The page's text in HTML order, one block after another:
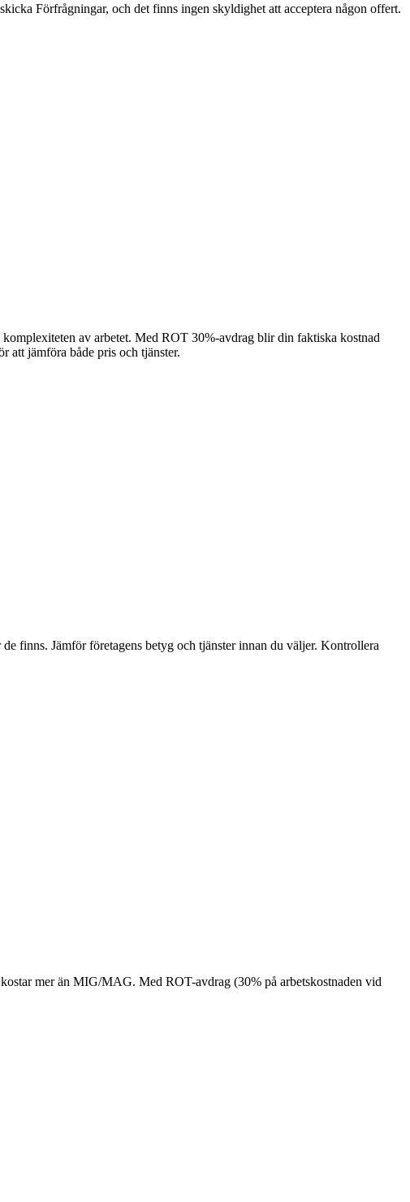
Förfrågningar, och det finns ingen skyldighet att acceptera någon offert.
av arbetet. Med ROT 30%-avdrag blir din faktiska kostnad
att jämföra både pris och tjänster.
finns. Jämför företagens betyg och tjänster innan du väljer. Kontrollera
mer än MIG/MAG. Med ROT-avdrag (30% på arbetskostnaden vid